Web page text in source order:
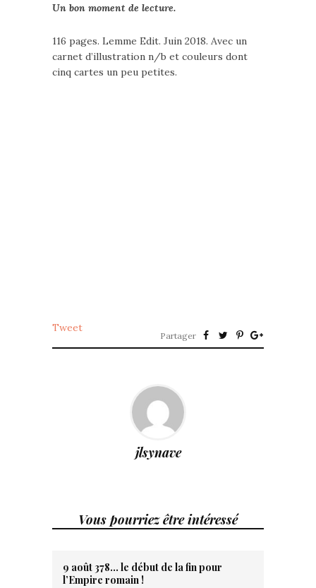
Un bon moment de lecture.
116 pages. Lemme Edit. Juin 2018. Avec un
carnet d’illustration n/b et couleurs dont
cinq cartes un peu petites.
Tweet
Partager
jlsynave
Vous pourriez être intéressé
9 août 378… le début de la fin pour
l’Empire romain !